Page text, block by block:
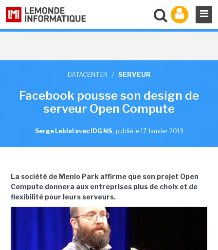
DATACENTER / SERVEUR
Facebook pousse son design de
serveur Open Compute
Serge Leblal avec IDG NS , publié le 17 Janvier 2013
La société de Menlo Park affirme que son projet Open
Compute donnera aux entreprises plus de choix et de
flexibilité pour leurs serveurs.